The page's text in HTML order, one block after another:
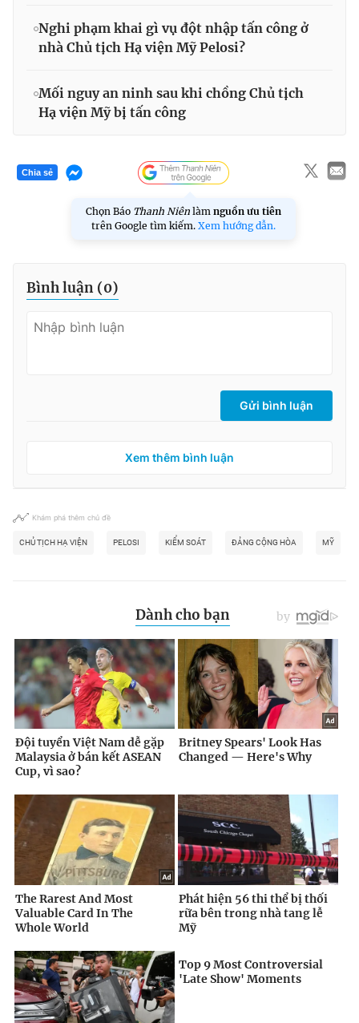
Nghi phạm khai gì vụ đột nhập tấn công ở
nhà Chủ tịch Hạ viện Mỹ Pelosi?
Mối nguy an ninh sau khi chồng Chủ tịch
Hạ viện Mỹ bị tấn công
Chia sẻ
Chọn Báo Thanh Niên làm nguồn ưu tiên
trên Google tìm kiếm. Xem hướng dẫn.
Bình luận (0)
Gửi bình luận
Xem thêm bình luận
Khám phá thêm chủ đề
CHỦ TỊCH HẠ VIỆN PELOSI KIỂM SOÁT ĐẢNG CỘNG HÒA MỸ